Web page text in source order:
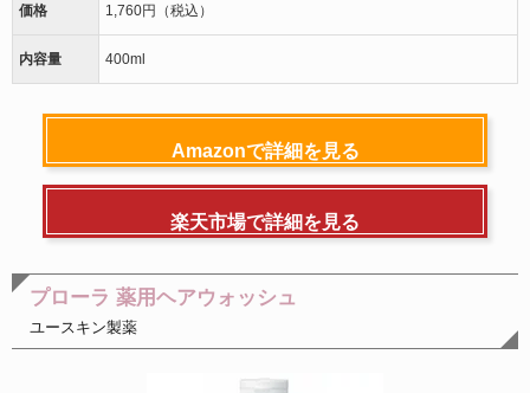
価格 1,760円（税込）
内容量 400ml
Amazonで詳細を見る
楽天市場で詳細を見る
プローラ 薬用ヘアウォッシュ
ユースキン製薬